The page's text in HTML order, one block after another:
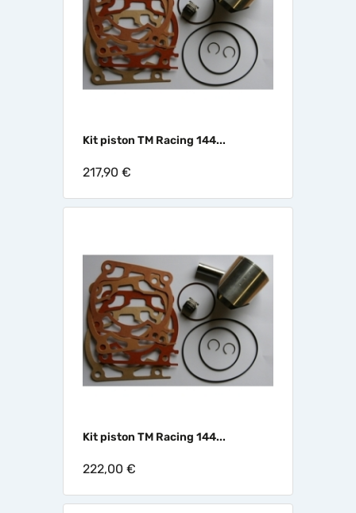
Kit piston TM Racing 144...
217,90 €
Kit piston TM Racing 144...
222,00 €